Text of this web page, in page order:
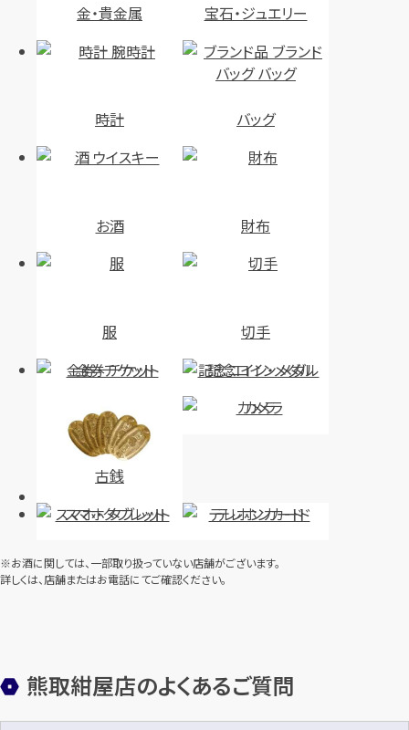
金・貴金属 宝石・ジュエリー
時計 バッグ
お酒 財布
服
切手
金券・チケット
記念コイン・メダル
古銭
カメラ
スマホ・タブレット テレホンカード
※お酒に関しては、一部取り扱っていない店舗がございます。
詳しくは、店舗またはお電話にてご確認ください。
熊取紺屋店のよくあるご質問